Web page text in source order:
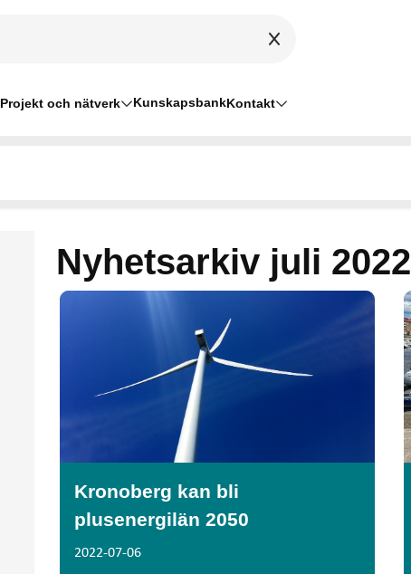
Projekt och nätverk KunskapsbankKontakt
Nyhetsarkiv juli 2022
Kronoberg kan bli
plusenergilän 2050
2022-07-06